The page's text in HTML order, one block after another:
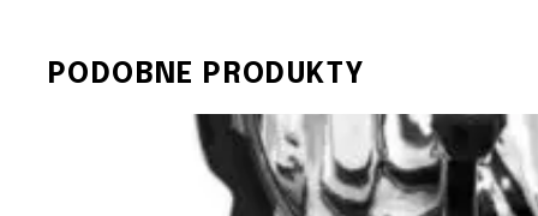
PODOBNE PRODUKTY